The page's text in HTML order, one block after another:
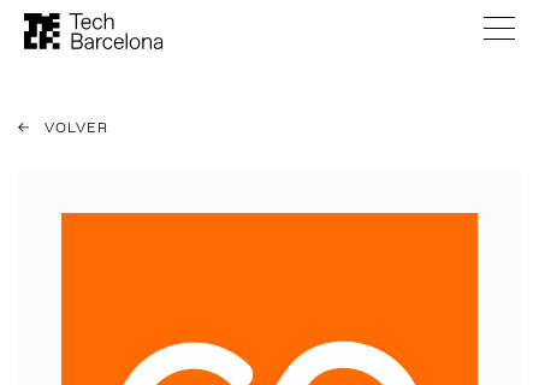
VOLVER